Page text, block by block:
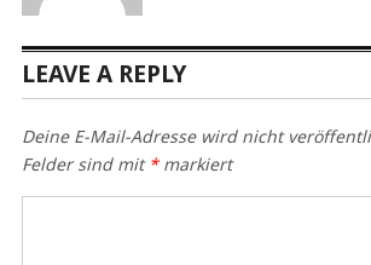
LEAVE A REPLY
Deine E-Mail-Adresse wird nicht
Felder sind mit *markiert